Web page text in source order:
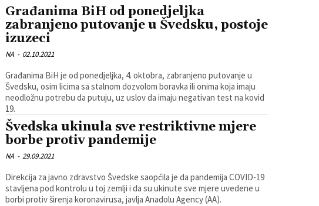
Građanima BiH od ponedjeljka
zabranjeno putovanje u Švedsku, postoje
izuzeci
NA - 02.10.2021
Građanima BiH je od ponedjeljka, 4. oktobra, zabranjeno putovanje u
Švedsku, osim licima sa stalnom dozvolom boravka ili onima koja imaju
neodložnu potrebu da putuju, uz uslov da imaju negativan test na kovid
19.
Švedska ukinula sve restriktivne mjere
borbe protiv pandemije
NA - 29.09.2021
Direkcija za javno zdravstvo Švedske saopćila je da pandemija COVID-19
stavljena pod kontrolu u toj zemlji i da su ukinute sve mjere uvedene u
borbi protiv širenja koronavirusa, javlja Anadolu Agency (AA).